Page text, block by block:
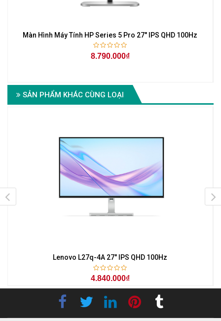
Màn Hình Máy Tính HP Series 5 Pro 27" IPS QHD 100Hz
8.790.000₫
SẢN PHẨM KHÁC CÙNG LOẠI
Lenovo L27q-4A 27" IPS QHD 100Hz
4.840.000₫